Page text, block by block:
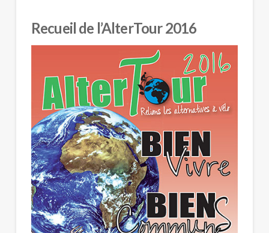
Recueil de l’AlterTour 2016